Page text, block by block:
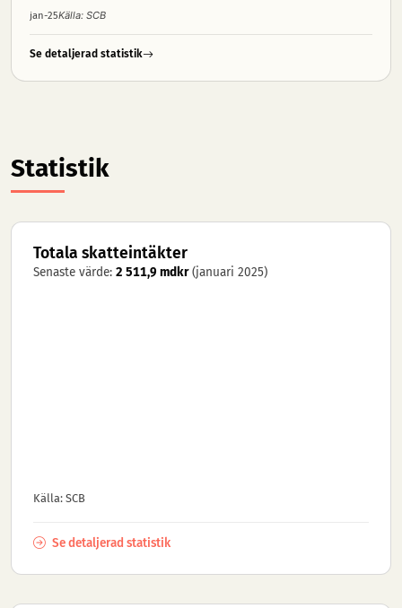
jan-25Källa: SCB
Se detaljerad statistik
Statistik
Totala skatteintäkter
Senaste värde: 2 511,9 mdkr (januari 2025)
Källa: SCB
Se detaljerad statistik